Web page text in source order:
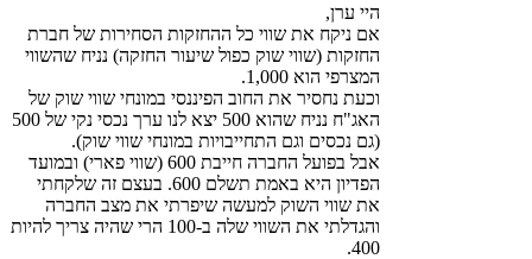
היי ערן,
אם ניקח את שווי כל ההחזקות הסחירות של חברת
החזקות (שווי שוק כפול שיעור החזקה) נניח שהשווי
המצרפי הוא 1,000.
וכעת נחסיר את החוב הפיננסי במונחי שווי שוק של
האג"ח נניח שהוא 500 יצא לנו ערך נכסי נקי של 500
(גם נכסים וגם התחייבויות במונחי שווי שוק).
אבל בפועל החברה חייבת 600 (שווי פארי) ובמועד
הפדיון היא באמת תשלם 600. בעצם זה שלקחתי
את שווי השוק למעשה שיפרתי את מצב החברה
והגדלתי את השווי שלה ב-100 הרי שהיה צריך להיות
400.